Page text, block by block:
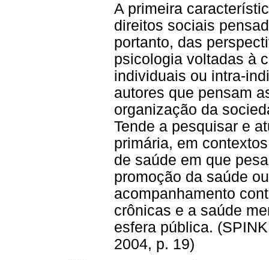
A primeira
direitos sociais
portanto, das
psicologia voltadas à
individuais ou intra-
autores que pensam
organização da
Tende a pesquisar e
primária, em
de saúde em que
promoção da saúde
acompanhamento
crônicas e a saúde
esfera pública.
2004, p. 19)